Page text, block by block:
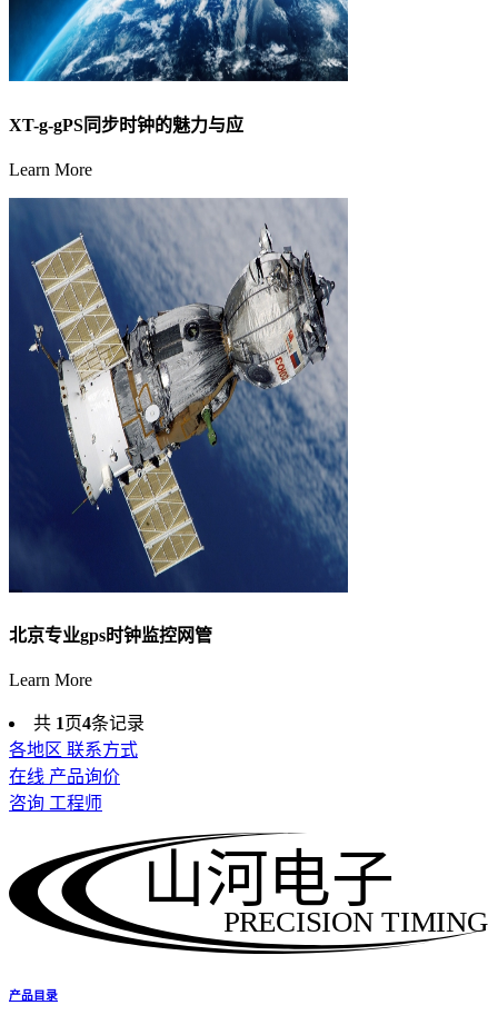
XT-g-gPS同步时钟的魅力与应
Learn More
北京专业gps时钟监控网管
Learn More
共 1页4条记录
各地区 联系方式
在线 产品询价
咨询 工程师
PRECISION TIMING
山河电子
产品目录